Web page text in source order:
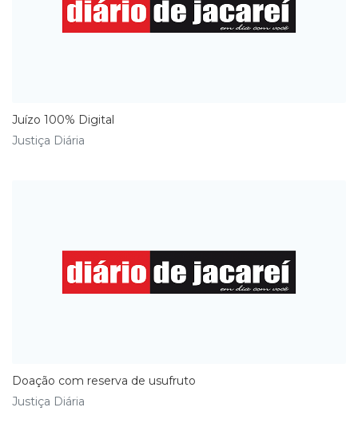
Juízo 100% Digital
Justiça Diária
Doação com reserva de usufruto
Justiça Diária